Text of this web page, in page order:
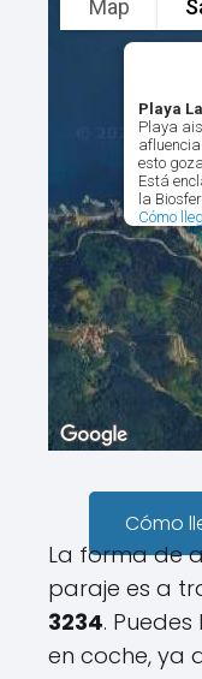
Playa
Playa
esto
Está
la
Cómo
Map
Cómo
La forma de
paraje es a
3234.
en coche, ya